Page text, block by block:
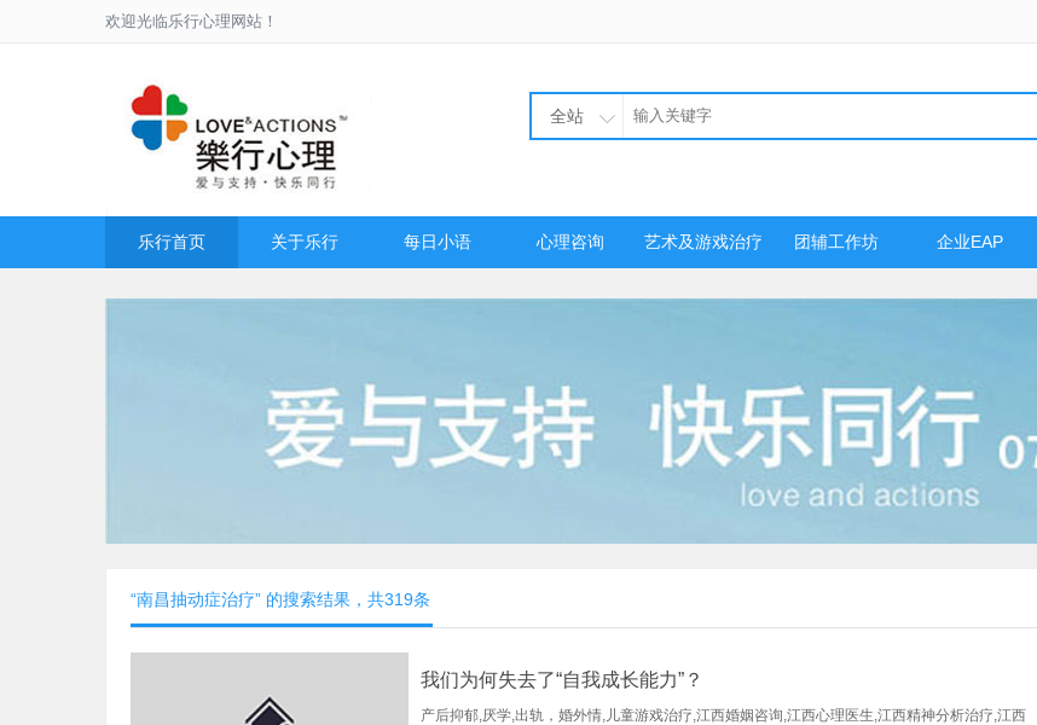
欢迎光临乐行心理网站！
全站
乐行首页 关于乐行 每日小语 心理咨询 艺术及游戏治疗 团辅工作坊 企业EAP
“南昌抽动症治疗” 的搜索结果，共319条
我们为何失去了“自我成长能力”？
产后抑郁,厌学,出轨，婚外情,儿童游戏治疗,江西婚姻咨询,江西心理医生,江西精神分析治疗,江西